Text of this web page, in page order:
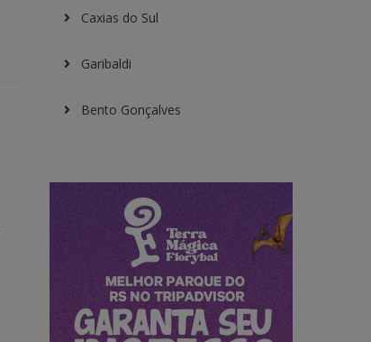
Caxias do Sul
Garibaldi
Bento Gonçalves